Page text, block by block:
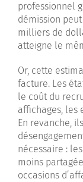
professionnel
démission
milliers de
atteigne le
Or, cette
facture. Les
le coût du
affichages, les
En revanche,
nécessaire :
moins
occasions